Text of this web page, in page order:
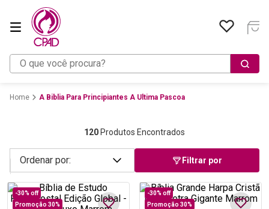
O que você procura?
A Biblia Para Principiantes A Ultima Pascoa
120 Produtos Encontrados
Filtrar por
-30% off
Promoção 30%
-30% off
Promoção 30%